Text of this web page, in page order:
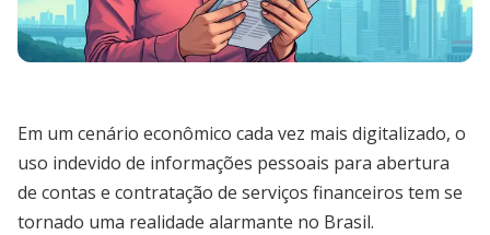
Em um cenário econômico cada vez mais digitalizado, o
uso indevido de informações pessoais para abertura
de contas e contratação de serviços financeiros tem se
tornado uma realidade alarmante no Brasil.